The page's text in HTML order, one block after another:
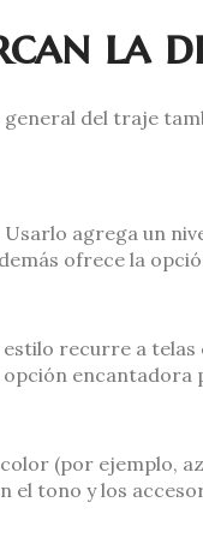
la
del traje
agrega un
ofrece la
recurre a
(por ejemplo,
el tono y los